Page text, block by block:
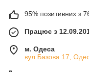
95% позитивних з 76
Працює з
м. Одеса
вул.Базова 17,